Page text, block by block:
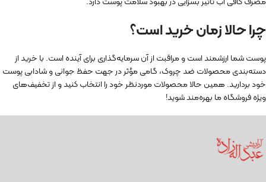
چرا حالا زمان خرید است؟
پوست شما ارزشمند است و مراقبت از آن سرمایه‌گذاری برای آینده است. با خرید از
دسته‌بندی محصولات ضد چروک، گامی مؤثر در جهت حفظ جوانی و شادابی پوست
خود بردارید. همین حالا محصولات موردنظر خود را انتخاب کنید و از تخفیف‌های
ویژه فروشگاه ما بهره‌مند شوید!